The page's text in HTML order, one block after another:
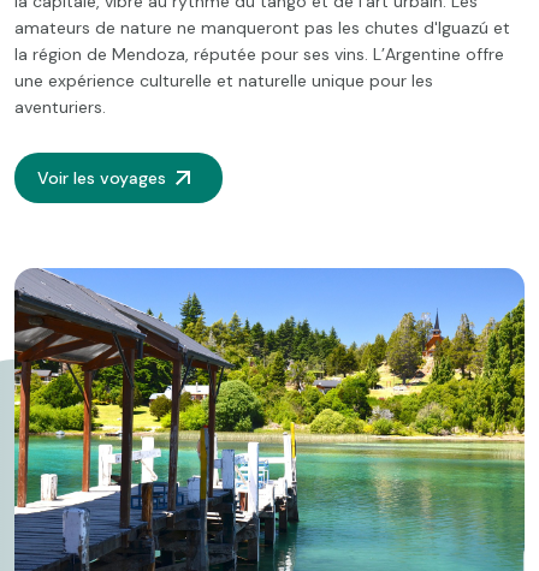
amateurs de nature ne manqueront pas les chutes d'Iguazú et
la région de Mendoza, réputée pour ses vins. L’Argentine offre
une expérience culturelle et naturelle unique pour les
aventuriers.
Voir les voyages